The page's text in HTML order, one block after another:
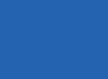
Eintritt in den
Versicherte
Menschen